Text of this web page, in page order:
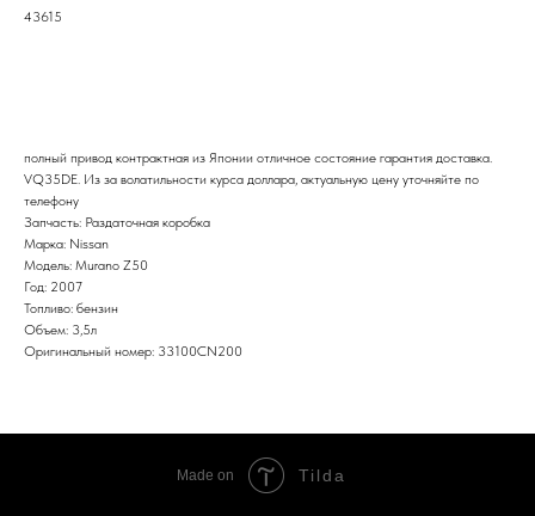
43615
полный привод контрактная из Японии отличное состояние гарантия доставка.
VQ35DE. Из за волатильности курса доллара, актуальную цену уточняйте по
телефону
Запчасть: Раздаточная коробка
Марка: Nissan
Модель: Murano Z50
Год: 2007
Топливо: бензин
Объем: 3,5л
Оригинальный номер: 33100CN200
Made on Tilda